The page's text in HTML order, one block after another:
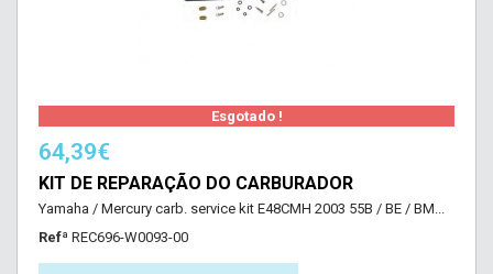
Esgotado !
64,39€
KIT DE REPARAÇÃO DO CARBURADOR
Yamaha / Mercury carb. service kit E48CMH 2003 55B / BE / BM...
Refª REC696-W0093-00